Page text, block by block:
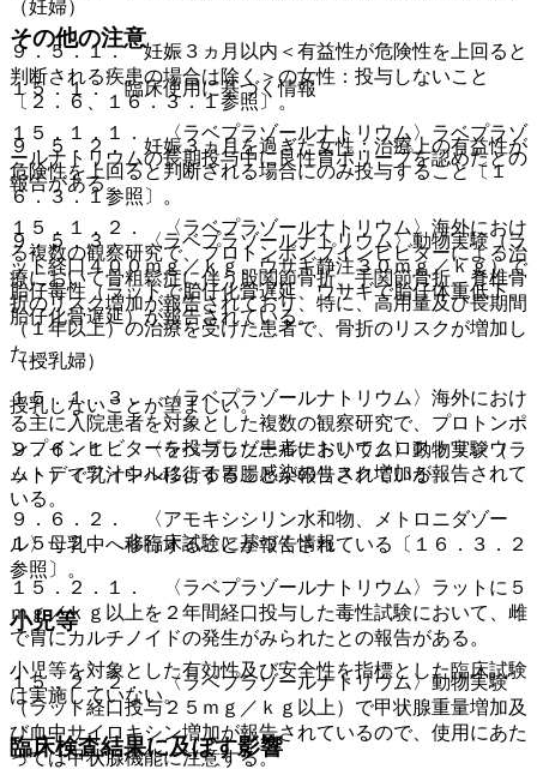
その他の注意
１５．１． 臨床使用に基づく情報
１５．１．１． 〈ラベプラゾールナトリウム〉ラベプラゾ
ールナトリウムの長期投与中に良性胃ポリープを認めたとの
報告がある。
１５．１．２． 〈ラベプラゾールナトリウム〉海外におけ
る複数の観察研究で、プロトンポンプインヒビターによる治
療において骨粗鬆症に伴う股関節骨折、手関節骨折、脊椎骨
折のリスク増加が報告されており、特に、高用量及び長期間
（１年以上）の治療を受けた患者で、骨折のリスクが増加し
た。
１５．１．３． 〈ラベプラゾールナトリウム〉海外におけ
る主に入院患者を対象とした複数の観察研究で、プロトンポ
ンプインヒビターを投与した患者においてクロストリジウ
ム・ディフィシルによる胃腸感染のリスク増加が報告されて
いる。
１５．２． 非臨床試験に基づく情報
１５．２．１． 〈ラベプラゾールナトリウム〉ラットに５
ｍｇ／ｋｇ以上を２年間経口投与した毒性試験において、雌
で胃にカルチノイドの発生がみられたとの報告がある。
１５．２．２． 〈ラベプラゾールナトリウム〉動物実験
（ラット経口投与２５ｍｇ／ｋｇ以上）で甲状腺重量増加及
び血中サイロキシン増加が報告されているので、使用にあた
っては甲状腺機能に注意する。
（妊婦）
９．５．１． 妊娠３ヵ月以内＜有益性が危険性を上回ると
判断される疾患の場合は除く＞の女性：投与しないこと
〔２．６、１６．３．１参照〕。
９．５．２． 妊娠３ヵ月を過ぎた女性：治療上の有益性が
危険性を上回ると判断される場合にのみ投与すること〔１
６．３．１参照〕。
９．５．３． 〈ラベプラゾールナトリウム〉動物実験（ラ
ット経口４００ｍｇ／ｋｇ、ウサギ静注３０ｍｇ／ｋｇ）で
胎仔毒性（ラットで胎仔化骨遅延、ウサギで胎仔体重低下、
胎仔化骨遅延）が報告されている。
（授乳婦）
授乳しないことが望ましい。
９．６．１． 〈ラベプラゾールナトリウム〉動物実験（ラ
ット）で乳汁中へ移行することが報告されている。
９．６．２． 〈アモキシシリン水和物、メトロニダゾー
ル〉母乳中へ移行することが報告されている〔１６．３．２
参照〕。
小児等
小児等を対象とした有効性及び安全性を指標とした臨床試験
は実施していない。
臨床検査結果に及ぼす影響